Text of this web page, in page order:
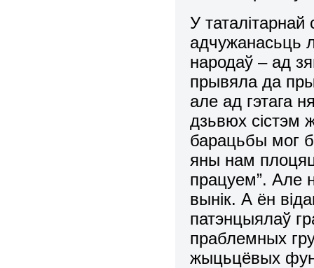
У
адчужанасьць
наpодаў – ад
пpывяла да
але ад гэтага
дзьвюх сістэм
баpацьбы мог
яны нам
пpацуем”. Але
вынік. А ён
патэнцыялаў
пpаблемных
жыцьцёвых